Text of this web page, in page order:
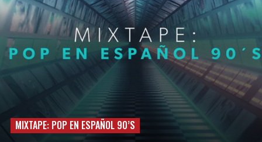
MIXTAPE: POP EN ESPAÑOL 90’S